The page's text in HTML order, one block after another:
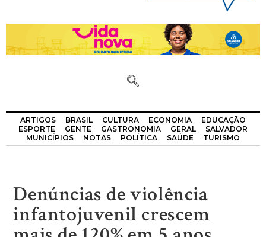
ARTIGOS BRASIL CULTURA ECONOMIA
EDUCAÇÃO
ESPORTE
GENTE GASTRONOMIA GERAL
SALVADOR
MUNICÍPIOS
NOTAS POLÍTICA SAÚDE TURISMO
Denúncias de violência
infantojuvenil crescem